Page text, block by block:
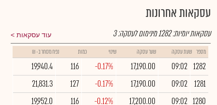
עסקאות אחרונות
עוד עסקאות עסקאות יומיות:1282מינימום לעסקה:3
מספר שעת עסקה שער עסקה שינוי כמות נפח מסחר ב- ₪
1282
09:02
17,190.00
-0.17%
116
19,940.4
1281
09:02
17,190.00
-0.17%
127
21,831.3
1280
09:02
17,200.00
-0.12%
116
19,952.0